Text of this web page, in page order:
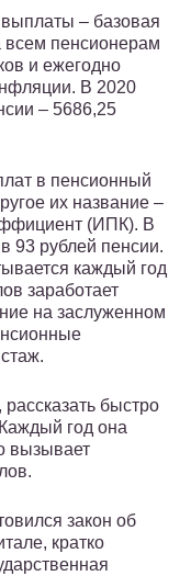
– базовая
всем пенсионерам
и ежегодно
В 2020
– 5686,25
в пенсионный
их название –
(ИПК). В
93 рублей пенсии.
каждый год
заработает
на заслуженном
быстро
год она
вызывает
закон об
кратко